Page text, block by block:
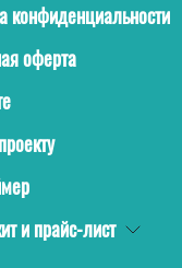
конфиденциальности
оферта
и прайс-лист